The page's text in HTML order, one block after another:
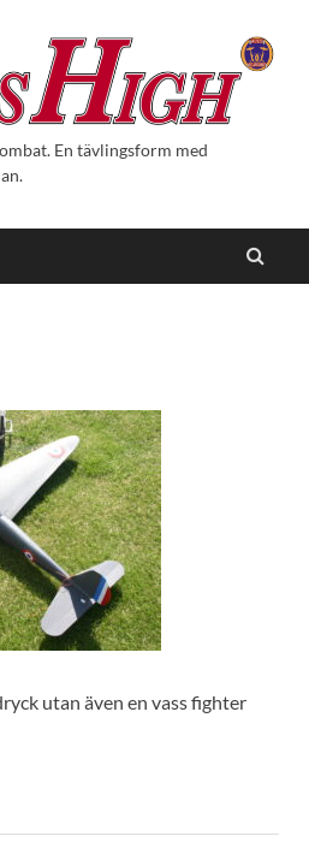
En tävlingsform med
utan även en vass fighter